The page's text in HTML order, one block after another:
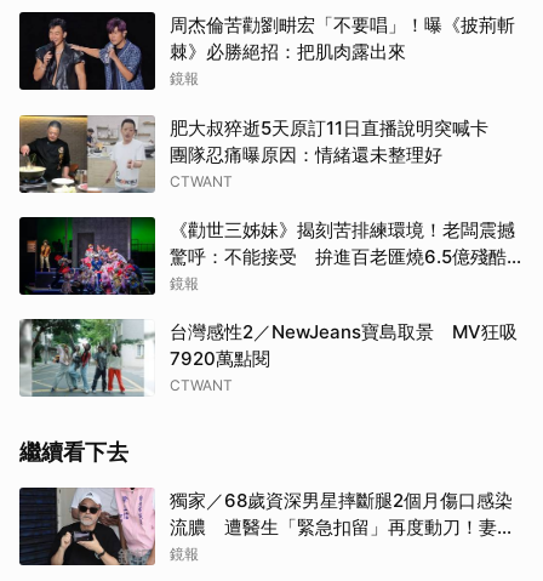
周杰倫苦勸劉畊宏「不要唱」！曝《披荊斬
棘》必勝絕招：把肌肉露出來
鏡報
肥大叔猝逝5天原訂11日直播說明突喊卡
團隊忍痛曝原因：情緒還未整理好
CTWANT
《勸世三姊妹》揭刻苦排練環境！老闆震撼
驚呼：不能接受 拚進百老匯燒6.5億殘酷
門檻曝光
鏡報
台灣感性2／NewJeans寶島取景 MV狂吸
7920萬點閱
CTWANT
繼續看下去
獨家／68歲資深男星摔斷腿2個月傷口感染
流膿 遭醫生「緊急扣留」再度動刀！妻心
力交瘁曝現況
鏡報